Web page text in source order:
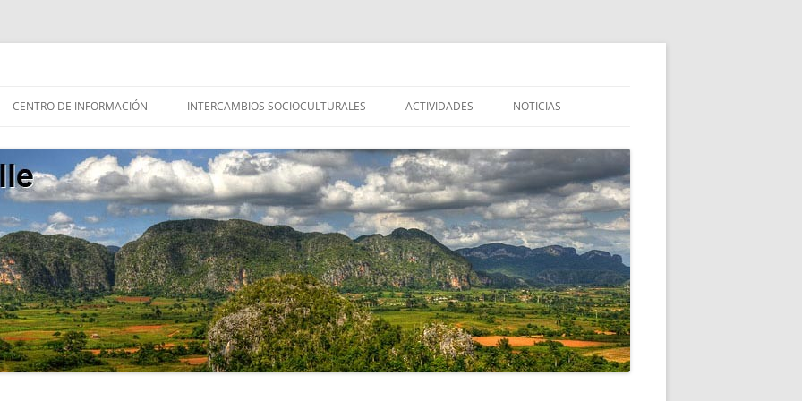
CENTRO DE INFORMACIÓN INTERCAMBIOS SOCIOCULTURALES ACTIVIDADES NOTICIAS